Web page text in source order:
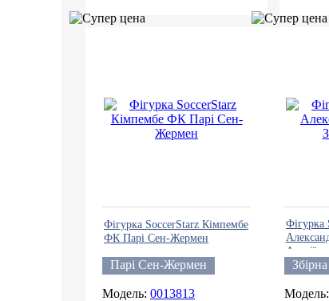
Фігурка SoccerStarz Кімпембе
ФК Парі Сен-Жермен
Парі Сен-Жермен
0013813
Фігурка
Англії